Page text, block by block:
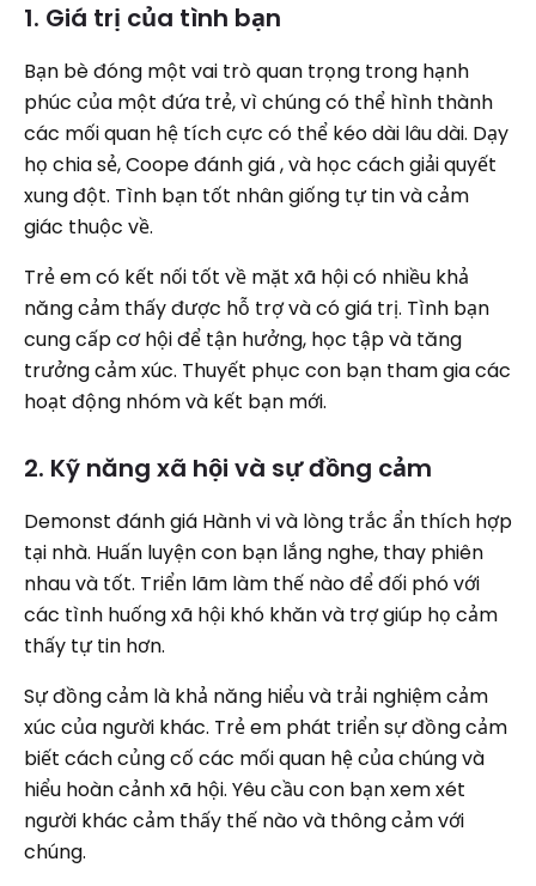
1. Giá trị của tình bạn
Bạn bè đóng một vai trò quan trọng trong hạnh
phúc của một đứa trẻ, vì chúng có thể hình thành
các mối quan hệ tích cực có thể kéo dài lâu dài. Dạy
họ chia sẻ, Coope đánh giá , và học cách giải quyết
xung đột. Tình bạn tốt nhân giống tự tin và cảm
giác thuộc về.
Trẻ em có kết nối tốt về mặt xã hội có nhiều khả
năng cảm thấy được hỗ trợ và có giá trị. Tình bạn
cung cấp cơ hội để tận hưởng, học tập và tăng
trưởng cảm xúc. Thuyết phục con bạn tham gia các
hoạt động nhóm và kết bạn mới.
2. Kỹ năng xã hội và sự đồng cảm
Demonst đánh giá Hành vi và lòng trắc ẩn thích hợp
tại nhà. Huấn luyện con bạn lắng nghe, thay phiên
nhau và tốt. Triển lãm làm thế nào để đối phó với
các tình huống xã hội khó khăn và trợ giúp họ cảm
thấy tự tin hơn.
Sự đồng cảm là khả năng hiểu và trải nghiệm cảm
xúc của người khác. Trẻ em phát triển sự đồng cảm
biết cách củng cố các mối quan hệ của chúng và
hiểu hoàn cảnh xã hội. Yêu cầu con bạn xem xét
người khác cảm thấy thế nào và thông cảm với
chúng.